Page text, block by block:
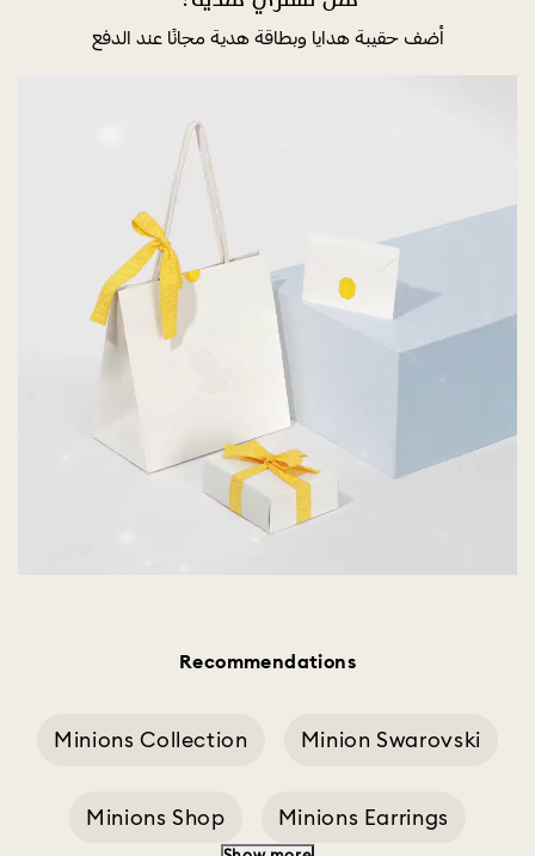
أضف حقيبة هدايا وبطاقة هدية مجانًا عند الدفع
Recommendations
Minion Swarovski
Minions Collection
Minions Earrings
Minions Shop